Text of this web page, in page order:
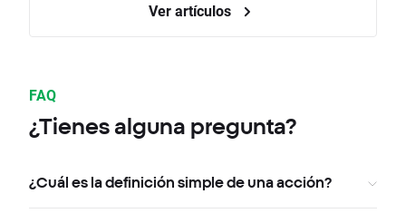
Ver artículos
FAQ
¿Tienes alguna pregunta?
¿Cuál es la definición simple de una acción?